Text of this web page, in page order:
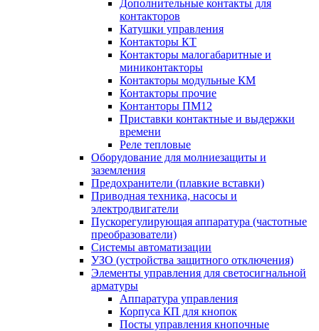
Дополнительные контакты для
контакторов
Катушки управления
Контакторы КТ
Контакторы малогабаритные и
миниконтакторы
Контакторы модульные КМ
Контакторы прочие
Контанторы ПМ12
Приставки контактные и выдержки
времени
Реле тепловые
Оборудование для молниезащиты и
заземления
Предохранители (плавкие вставки)
Приводная техника, насосы и
электродвигатели
Пускорегулирующая аппаратура (частотные
преобразователи)
Системы автоматизации
УЗО (устройства защитного отключения)
Элементы управления для светосигнальной
арматуры
Аппаратура управления
Корпуса КП для кнопок
Посты управления кнопочные